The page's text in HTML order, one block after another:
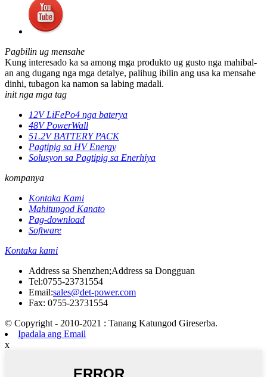
Pagbilin ug mensahe
Kung interesado ka sa among mga produkto ug gusto nga mahibal-
an ang dugang nga mga detalye, palihug ibilin ang usa ka mensahe
dinhi, tubagon ka namon sa labing madali.
init nga mga tag
12V LiFePo4 nga baterya
48V PowerWall
51.2V BATTERY PACK
Pagtipig sa HV Energy
Solusyon sa Pagtipig sa Enerhiya
kompanya
Kontaka Kami
Mahitungod Kanato
Pag-download
Software
Kontaka kami
Address sa Shenzhen;Address sa Dongguan
Tel:0755-23731554
Email:sales@det-power.com
Fax: 0755-23731554
© Copyright - 2010-2021 : Tanang Katungod Gireserba.
Ipadala ang Email
x